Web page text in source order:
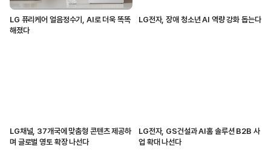
LG 퓨리케어 얼음정수기, AI로 더욱 똑똑
해졌다
LG전자, 장애 청소년 AI 역량 강화 돕는다
LG채널, 37개국에 맞춤형 콘텐츠 제공하
며 글로벌 영토 확장 나선다
LG전자, GS건설과 AI홈 솔루션 B2B 사
업 확대 나선다